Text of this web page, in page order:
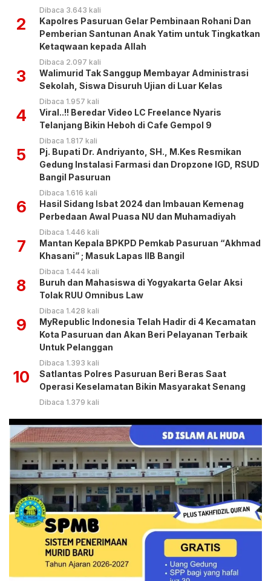
Dibaca 3.643 kali
2
Kapolres Pasuruan Gelar Pembinaan Rohani Dan
Pemberian Santunan Anak Yatim untuk Tingkatkan
Ketaqwaan kepada Allah
Dibaca 2.097 kali
3
Walimurid Tak Sanggup Membayar Administrasi
Sekolah, Siswa Disuruh Ujian di Luar Kelas
Dibaca 1.957 kali
4
Viral..!! Beredar Video LC Freelance Nyaris
Telanjang Bikin Heboh di Cafe Gempol 9
Dibaca 1.817 kali
5
Pj. Bupati Dr. Andriyanto, SH., M.Kes Resmikan
Gedung Instalasi Farmasi dan Dropzone IGD, RSUD
Bangil Pasuruan
Dibaca 1.616 kali
6
Hasil Sidang Isbat 2024 dan Imbauan Kemenag
Perbedaan Awal Puasa NU dan Muhamadiyah
Dibaca 1.446 kali
7
Mantan Kepala BPKPD Pemkab Pasuruan “Akhmad
Khasani” ; Masuk Lapas IIB Bangil
Dibaca 1.444 kali
8
Buruh dan Mahasiswa di Yogyakarta Gelar Aksi
Tolak RUU Omnibus Law
Dibaca 1.428 kali
9
MyRepublic Indonesia Telah Hadir di 4 Kecamatan
Kota Pasuruan dan Akan Beri Pelayanan Terbaik
Untuk Pelanggan
Dibaca 1.393 kali
10
Satlantas Polres Pasuruan Beri Beras Saat
Operasi Keselamatan Bikin Masyarakat Senang
Dibaca 1.379 kali